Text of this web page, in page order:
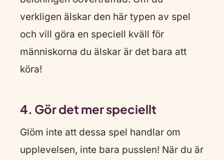
verkligen älskar den här typen av spel
och vill göra en speciell kväll för
människorna du älskar är det bara att
köra!
4. Gör det mer speciellt
Glöm inte att dessa spel handlar om
upplevelsen, inte bara pusslen! När du är